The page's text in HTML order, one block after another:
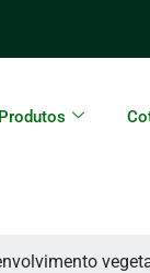
Produtos